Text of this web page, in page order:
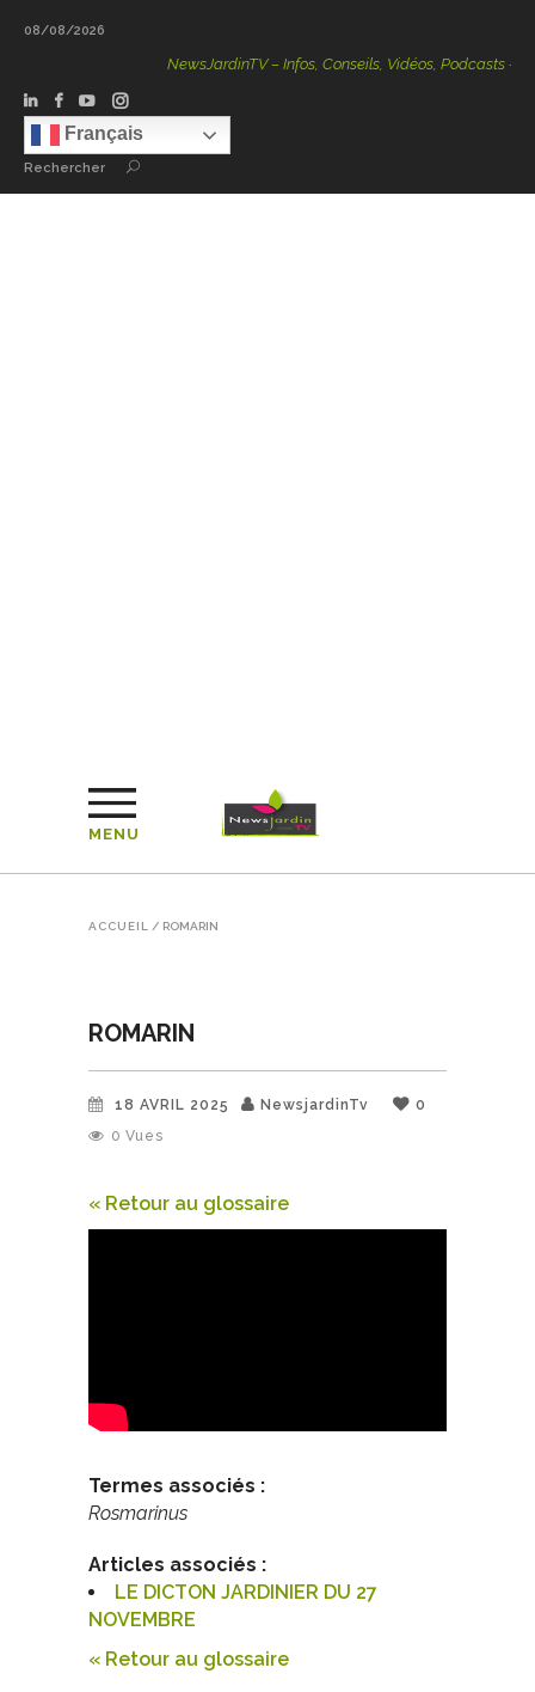
08/08/2026
NewsJardinTV – Infos, Conseils, Vidéos, Podcasts – 100
Français
Rechercher
MENU
ACCUEIL / ROMARIN
ROMARIN
18 AVRIL 2025 NewsjardinTv
0
0 Vues
« Retour au glossaire
Termes associés :
Rosmarinus
Articles associés :
LE DICTON JARDINIER DU 27
NOVEMBRE
« Retour au glossaire